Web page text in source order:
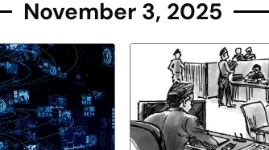
November 3, 2025